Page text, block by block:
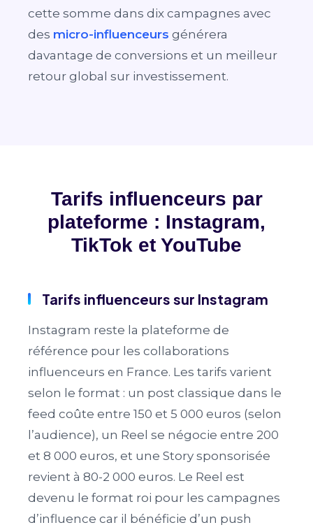
cette somme dans dix campagnes avec
des micro-influenceurs générera
davantage de conversions et un meilleur
retour global sur investissement.
Tarifs influenceurs par
plateforme : Instagram,
TikTok et YouTube
Tarifs influenceurs sur Instagram
Instagram reste la plateforme de
référence pour les collaborations
influenceurs en France. Les tarifs varient
selon le format : un post classique dans le
feed coûte entre 150 et 5 000 euros (selon
l’audience), un Reel se négocie entre 200
et 8 000 euros, et une Story sponsorisée
revient à 80-2 000 euros. Le Reel est
devenu le format roi pour les campagnes
d’influence car il bénéficie d’un push